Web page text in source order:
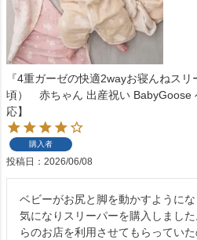
『4重ガーゼの快適2wayお寝んねス
頃） 赤ちゃん 出産祝い BabyGoose
応】
購入者
投稿日 2026/06/08
ベビーがお尻と脚を動かすように
気になりスリーパーを購入しまし
らのお店を利用させてもらってい